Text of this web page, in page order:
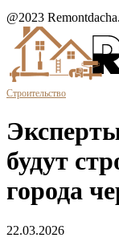
@2023
Строительство
будут
города
22.03.2026